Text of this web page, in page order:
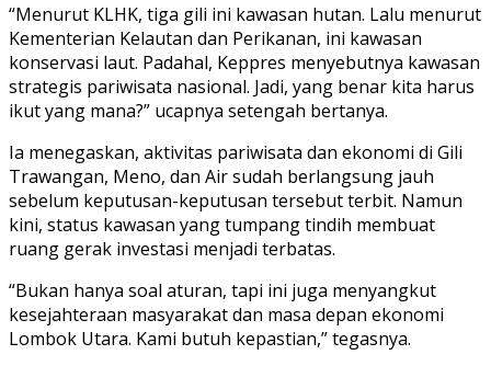
“Menurut KLHK, tiga gili ini kawasan hutan. Lalu menurut
Kementerian Kelautan dan Perikanan, ini kawasan
konservasi laut. Padahal, Keppres menyebutnya kawasan
strategis pariwisata nasional. Jadi, yang benar kita harus
ikut yang mana?” ucapnya setengah bertanya.
Ia menegaskan, aktivitas pariwisata dan ekonomi di Gili
Trawangan, Meno, dan Air sudah berlangsung jauh
sebelum keputusan-keputusan tersebut terbit. Namun
kini, status kawasan yang tumpang tindih membuat
ruang gerak investasi menjadi terbatas.
“Bukan hanya soal aturan, tapi ini juga menyangkut
kesejahteraan masyarakat dan masa depan ekonomi
Lombok Utara. Kami butuh kepastian,” tegasnya.